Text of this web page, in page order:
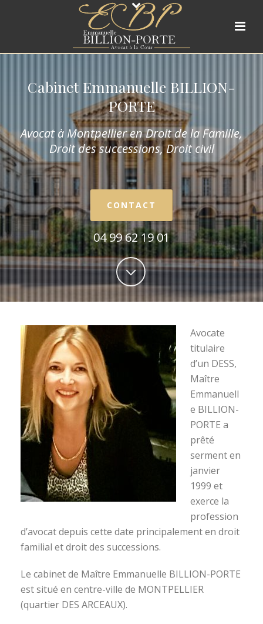
Cabinet Emmanuelle BILLION-
PORTE
Avocat à Montpellier en Droit de la Famille,
Droit des successions, Droit civil
CONTACT
04 99 62 19 01
Avocate
titulaire
d’un DESS,
Maître
Emmanuell
e BILLION-
PORTE a
prêté
serment en
janvier
1999 et
exerce la
profession
d’avocat depuis cette date principalement en droit
familial et droit des successions.
Le cabinet de Maître Emmanuelle BILLION-PORTE
est situé en centre-ville de MONTPELLIER
(quartier DES ARCEAUX).